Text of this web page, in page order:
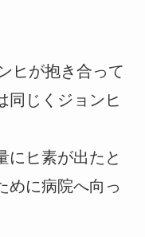
ヒが抱き合って
同じくジョンヒ
にヒ素が出たと
めに病院へ向っ